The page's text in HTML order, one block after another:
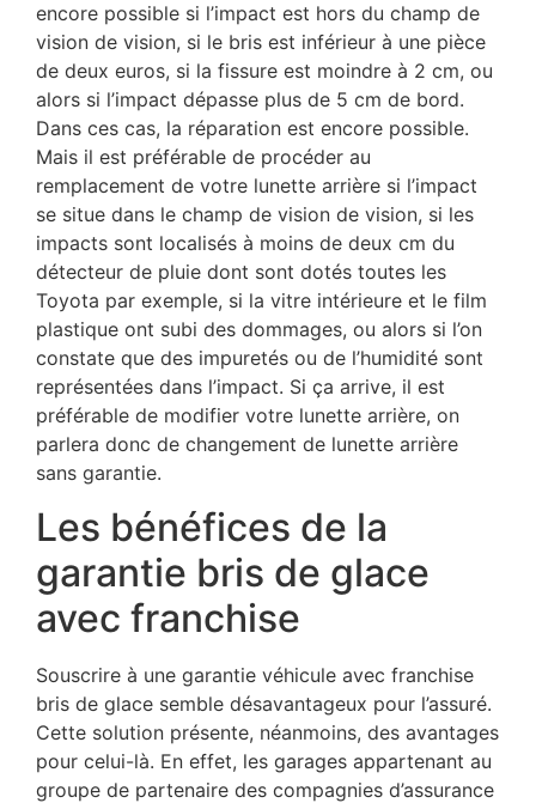
encore possible si l’impact est hors du champ de
vision de vision, si le bris est inférieur à une pièce
de deux euros, si la fissure est moindre à 2 cm, ou
alors si l’impact dépasse plus de 5 cm de bord.
Dans ces cas, la réparation est encore possible.
Mais il est préférable de procéder au
remplacement de votre lunette arrière si l’impact
se situe dans le champ de vision de vision, si les
impacts sont localisés à moins de deux cm du
détecteur de pluie dont sont dotés toutes les
Toyota par exemple, si la vitre intérieure et le film
plastique ont subi des dommages, ou alors si l’on
constate que des impuretés ou de l’humidité sont
représentées dans l’impact. Si ça arrive, il est
préférable de modifier votre lunette arrière, on
parlera donc de changement de lunette arrière
sans garantie.
Les bénéfices de la
garantie bris de glace
avec franchise
Souscrire à une garantie véhicule avec franchise
bris de glace semble désavantageux pour l’assuré.
Cette solution présente, néanmoins, des avantages
pour celui-là. En effet, les garages appartenant au
groupe de partenaire des compagnies d’assurance